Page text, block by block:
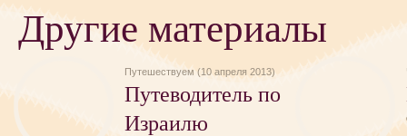
Другие материалы
Путешествуем (10 апреля 2013)
Путеводитель по
Израилю